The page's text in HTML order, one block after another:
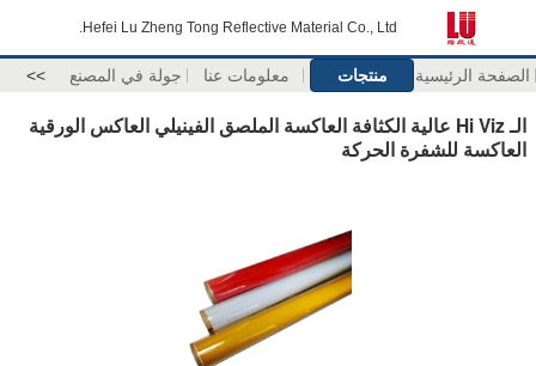
Hefei Lu Zheng Tong Reflective Material Co., Ltd.
الصفحة الرئيسية منتجات معلومات عنا جولة في المصنع >>
الـ Hi Viz عالية الكثافة العاكسة الملصق الفينيلي العاكس الورقية
العاكسة للشفرة الحركة